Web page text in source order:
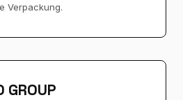
Verpackung.
GROUP